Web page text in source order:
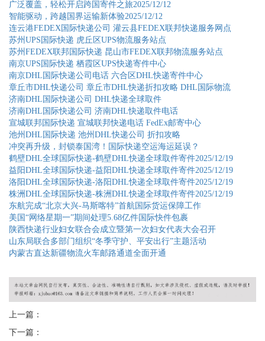
广泛覆盖，轻松开启跨国寄件之旅2025/12/12
智能驱动，跨越国界运输新体验2025/12/12
连云港FEDEX国际快递公司 灌云县FEDEX联邦快递服务网点
苏州UPS国际快递 虎丘区UPS物流服务站点
苏州FEDEX联邦国际快递 昆山市FEDEX联邦物流服务站点
南京UPS国际快递 栖霞区UPS快递寄件中心
南京DHL国际快递公司电话 六合区DHL快递寄件中心
章丘市DHL快递公司 章丘市DHL快递折扣攻略 DHL国际物流
济南DHL国际快递公司 DHL快递全球取件
济南DHL国际快递公司 济南DHL快递取件电话
宣城联邦国际快递 宣城联邦快递电话 FedEx邮寄中心
池州DHL国际快递 池州DHL快递公司 折扣攻略
冲突再升级，封锁泰国湾！国际快递空运海运延误？
鹤壁DHL全球国际快递-鹤壁DHL快递全球取件寄件2025/12/19
益阳DHL全球国际快递-益阳DHL快递全球取件寄件2025/12/19
洛阳DHL全球国际快递-洛阳DHL快递全球取件寄件2025/12/19
株洲DHL全球国际快递-株洲DHL快递全球取件寄件2025/12/19
东航完成“北京大兴-马斯喀特”首航国际货运保障工作
美国“网络星期一”期间处理5.68亿件国际快件包裹
陕西快递行业妇女联合会成立暨第一次妇女代表大会召开
山东局联合多部门组织“冬季守护、平安出行”主题活动
内蒙古直达新疆物流火车邮路通道全面开通
上一篇：
下一篇：